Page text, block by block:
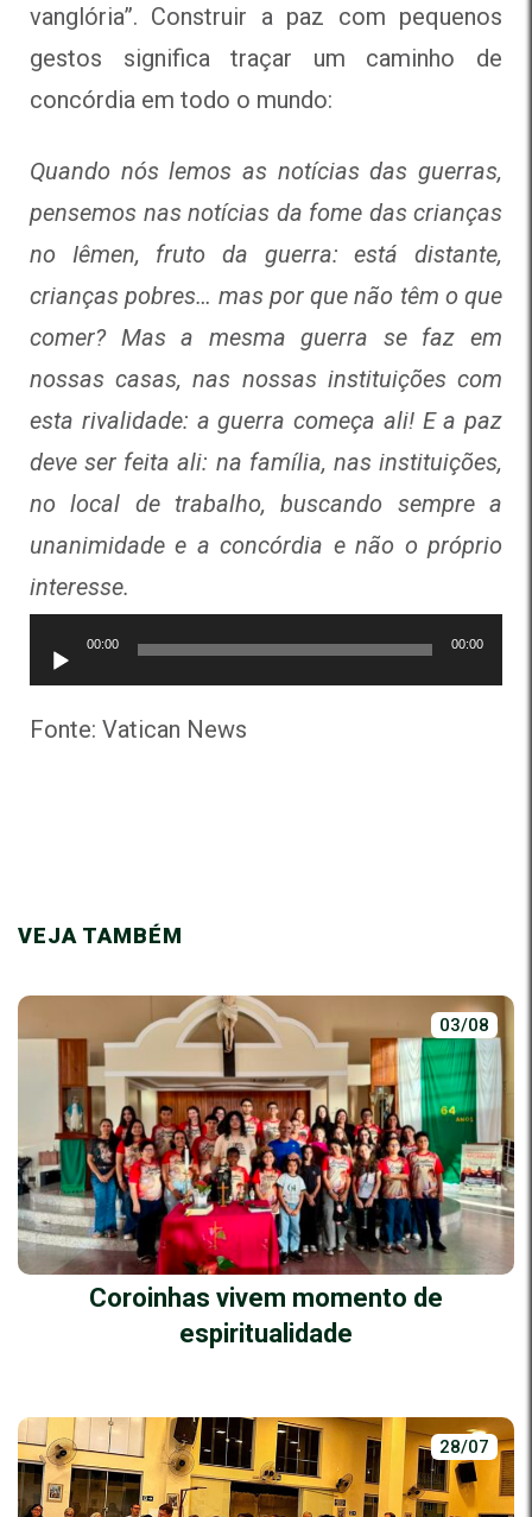
vanglória”. Construir a paz com pequenos
gestos significa traçar um caminho de
concórdia em todo o mundo:
Quando nós lemos as notícias das guerras,
pensemos nas notícias da fome das crianças
no Iêmen, fruto da guerra: está distante,
crianças pobres… mas por que não têm o que
comer? Mas a mesma guerra se faz em
nossas casas, nas nossas instituições com
esta rivalidade: a guerra começa ali! E a paz
deve ser feita ali: na família, nas instituições,
no local de trabalho, buscando sempre a
unanimidade e a concórdia e não o próprio
interesse.
Tocador
de
00:00 00:00
Fonte: Vatican News
VEJA TAMBÉM
03/08
Coroinhas vivem momento de
espiritualidade
28/07